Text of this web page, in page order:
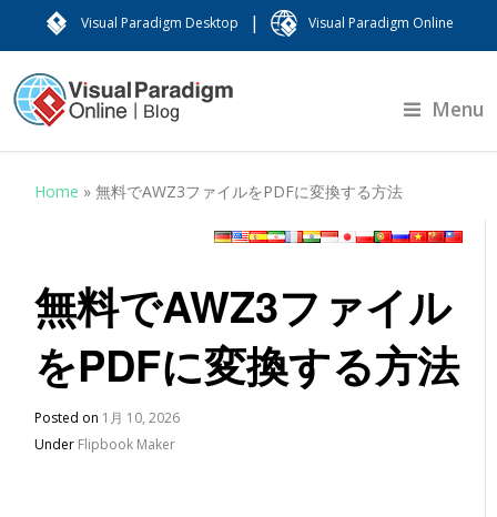
Visual Paradigm Desktop | Visual Paradigm Online
Menu
Home »無料でAWZ3ファイルをPDFに変換する方法
無料でAWZ3ファイル
をPDFに変換する方法
Posted on 1月 10, 2026
Under Flipbook Maker